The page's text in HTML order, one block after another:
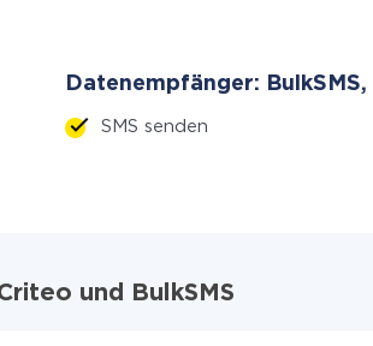
Datenempfänger:
SMS senden
und BulkSMS